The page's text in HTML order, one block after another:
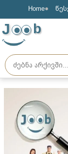
Home
J b